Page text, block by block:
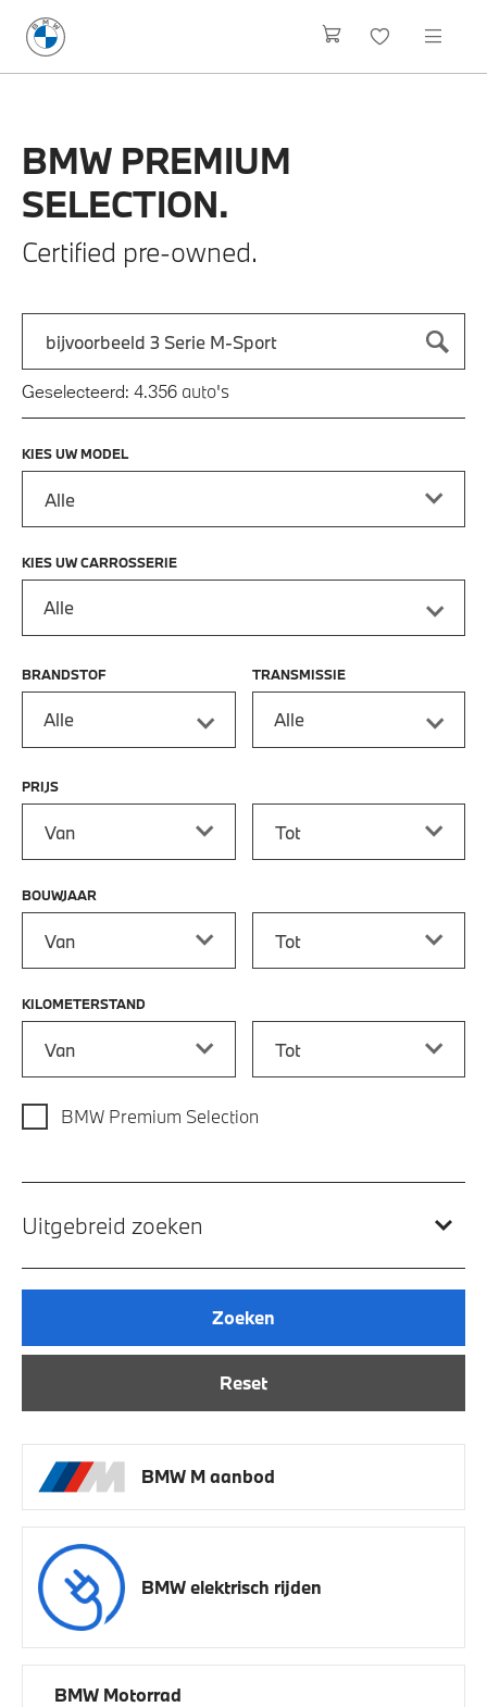
BMW PREMIUM
SELECTION.
Certified pre-owned.
Zoek naar een automodel, bijvoorbeeld 3 Serie M-Sport
Typ een automodel in en druk op enter om te zoeken
Geselecteerd: 4.356 auto's
KIES UW MODEL
KIES UW CARROSSERIE
Alle
BRANDSTOF
Alle
TRANSMISSIE
Alle
PRIJS
BOUWJAAR
KILOMETERSTAND
BMW Premium Selection
Uitgebreid zoeken
Reset
Zoeken
BMW M aanbod
BMW elektrisch rijden
BMW Motorrad